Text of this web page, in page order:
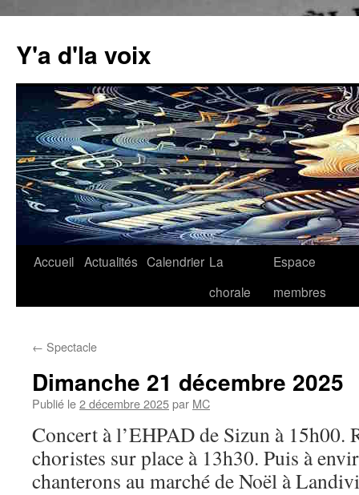
contenu
Y'a d'la voix
Accueil Actualités Calendrier La
chorale
Espace
membres
← Spectacle
Dimanche 21 décembre 2025
Publié le2 décembre 2025par MC
Concert à l’EHPAD de Sizun à 15h00.
choristes sur place à 13h30. Puis à
chanterons au marché de Noël à